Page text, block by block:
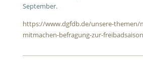
September.
https://www.dgfdb.de/unsere-themen/
mitmachen-befragung-zur-